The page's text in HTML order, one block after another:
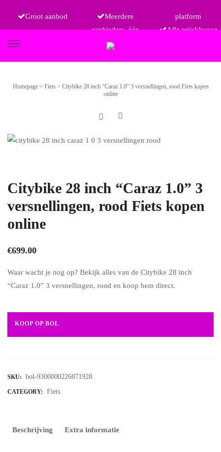
Groot aanbod
Meerdere
aanbieders, één
platform
Alle prijsklassen
Homepage > Fiets > Citybike 28 inch “Caraz 1.0” 3 versnellingen, rood Fiets kopen
online
Citybike 28 inch “Caraz 1.0” 3
versnellingen, rood Fiets kopen
online
€699.00
Waar wacht je nog op? Bekijk alles van de Citybike 28 inch
“Caraz 1.0” 3 versnellingen, rood en koop hem direct.
KOOP OP BOL
SKU: bol-9300000226871928
CATEGORY: Fiets
Beschrijving Extra informatie